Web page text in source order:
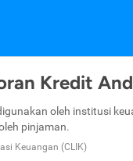
Kredit
oleh institusi
pinjaman.
Keuangan (CLIK)